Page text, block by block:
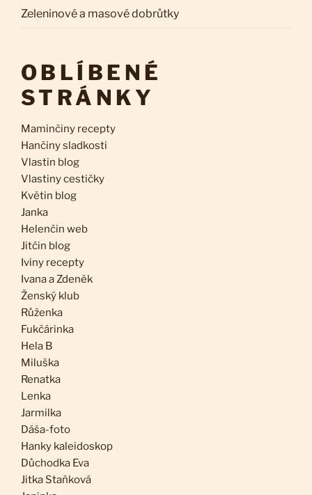
Zeleninové a masové dobrůtky
OBLÍBENÉ
STRÁNKY
Maminčiny recepty
Hančiny sladkosti
Vlastin blog
Vlastiny cestičky
Květin blog
Janka
Helenčin web
Jitčin blog
Iviny recepty
Ivana a Zdeněk
Ženský klub
Růženka
Fukčárinka
Hela B
Miluška
Renatka
Lenka
Jarmilka
Dáša-foto
Hanky kaleidoskop
Důchodka Eva
Jitka Staňková